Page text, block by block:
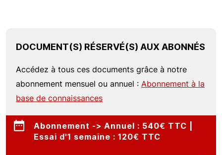
DOCUMENT(S) RÉSERVÉ(S) AUX ABONNÉS
Accédez à tous ces documents grâce à notre
abonnement mensuel ou annuel : Abonnement à la
base de connaissances
Abonnement -> Annuel : 540€ TTC |
Essai d'1 semaine : 120€ TTC